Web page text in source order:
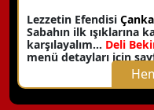
Lezzetin Efendisi
Sabahın ilk ışıklarına
karşılayalım… Deli
menü detayları için